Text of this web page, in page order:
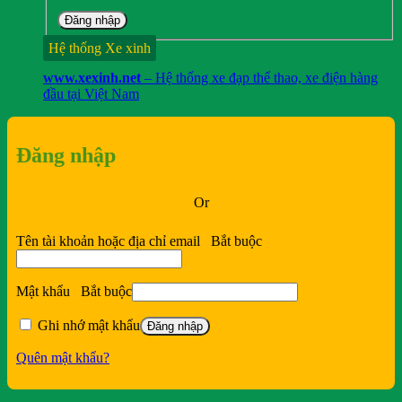
Đăng nhập
Hệ thống Xe xinh
www.xexinh.net – Hệ thống xe đạp thể thao, xe điện hàng
đầu tại Việt Nam
Đăng nhập
Or
Tên tài khoản hoặc địa chỉ email Bắt buộc
Mật khẩu Bắt buộc
Ghi nhớ mật khẩu Đăng nhập
Quên mật khẩu?